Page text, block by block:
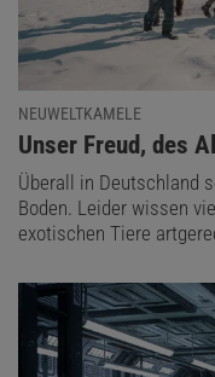
NEUWELTKAMELE
:
Unser Freud, des
Überall in Deutschland
Boden. Leider wissen
exotischen Tiere